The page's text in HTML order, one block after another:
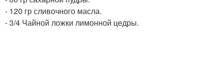
- 120 гр сливочного масла.
- 3/4 Чайной ложки лимонной цедры.